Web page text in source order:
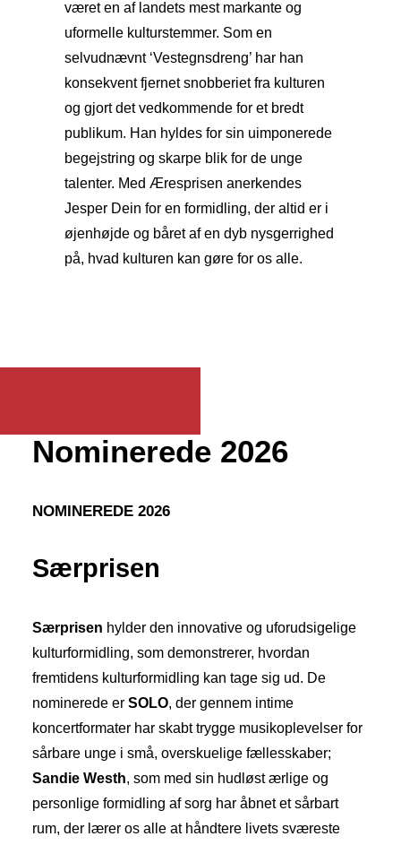
været en af landets mest markante og
uformelle kulturstemmer. Som en
selvudnævnt ‘Vestegnsdreng’ har han
konsekvent fjernet snobberiet fra kulturen
og gjort det vedkommende for et bredt
publikum. Han hyldes for sin uimponerede
begejstring og skarpe blik for de unge
talenter. Med Æresprisen anerkendes
Jesper Dein for en formidling, der altid er i
øjenhøjde og båret af en dyb nysgerrighed
på, hvad kulturen kan gøre for os alle.
Nominerede 2026
NOMINEREDE 2026
Særprisen
Særprisen hylder den innovative og uforudsigelige
kulturformidling, som demonstrerer, hvordan
fremtidens kulturformidling kan tage sig ud. De
nominerede er SOLO, der gennem intime
koncertformater har skabt trygge musikoplevelser for
sårbare unge i små, overskuelige fællesskaber;
Sandie Westh, som med sin hudløst ærlige og
personlige formidling af sorg har åbnet et sårbart
rum, der lærer os alle at håndtere livets sværeste